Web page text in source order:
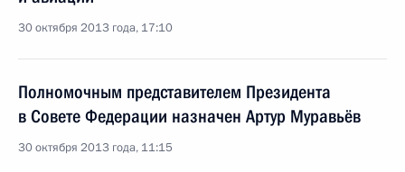
30 октября 2013 года, 17:10
Полномочным представителем Президента
в Совете Федерации назначен Артур Муравьёв
30 октября 2013 года, 11:15